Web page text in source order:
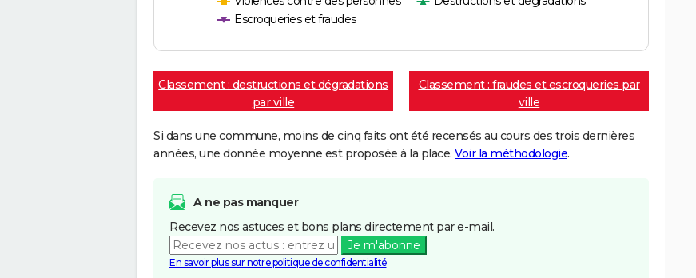
Escroqueries et fraudes
Classement : destructions et dégradations
par ville
Classement : fraudes et escroqueries par
ville
Si dans une commune, moins de cinq faits ont été recensés au cours des trois dernières
années, une donnée moyenne est proposée à la place. Voir la méthodologie.
A ne pas manquer
Recevez nos astuces et bons plans directement par e-mail.
Je m'abonne
En savoir plus sur notre politique de confidentialité